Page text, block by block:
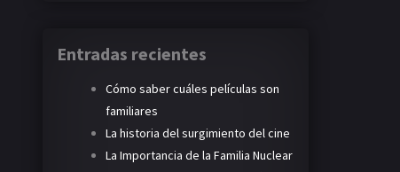
Entradas recientes
Cómo saber cuáles películas son
familiares
La historia del surgimiento del cine
La Importancia de la Familia Nuclear